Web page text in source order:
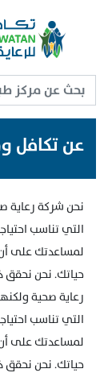
عن تكافل
نحن شركة رعاية
التي تناسب
لمساعدتك على
حياتك. نحن
رعاية صحية
التي تناسب
لمساعدتك على
حياتك. نحن